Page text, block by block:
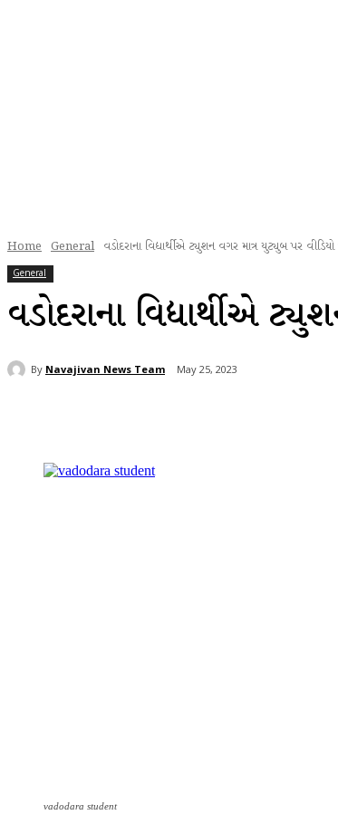
Home General વડોદરાના વિદ્યાર્થીએ ટ્યુશન વગર માત્ર યુટ્યુબ પર
General
વડોદરાના વિદ્યાર્થીએ
By Navajivan News Team May 25, 2023
vadodara student